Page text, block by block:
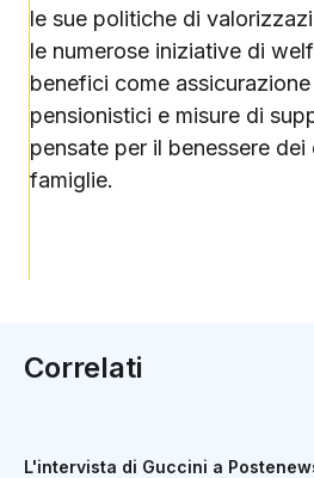
le sue politiche di
le numerose iniziative di
benefici come
pensionistici e misure di
pensate per il benessere
famiglie.
Correlati
L'intervista di Guccini a